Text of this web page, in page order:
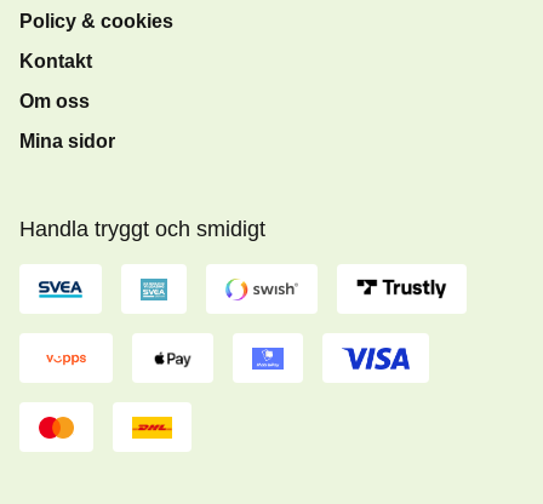
Policy & cookies
Kontakt
Om oss
Mina sidor
Handla tryggt och smidigt